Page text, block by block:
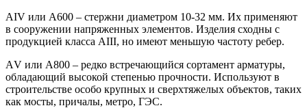
АIV или А600 – стержни диаметром 10-32 мм. Их применяют
в сооружении напряженных элементов. Изделия сходны с
продукцией класса АІІІ, но имеют меньшую частоту ребер.
АV или А800 – редко встречающийся сортамент арматуры,
обладающий высокой степенью прочности. Используют в
строительстве особо крупных и сверхтяжелых объектов, таких
как мосты, причалы, метро, ГЭС.